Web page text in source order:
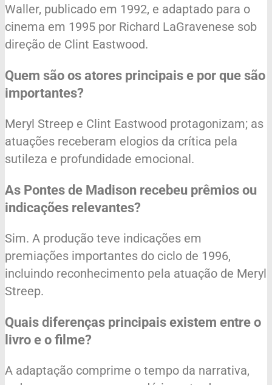
Waller, publicado em 1992, e adaptado para o
cinema em 1995 por Richard LaGravenese sob
direção de Clint Eastwood.
Quem são os atores principais e por que são
importantes?
Meryl Streep e Clint Eastwood protagonizam; as
atuações receberam elogios da crítica pela
sutileza e profundidade emocional.
As Pontes de Madison recebeu prêmios ou
indicações relevantes?
Sim. A produção teve indicações em
premiações importantes do ciclo de 1996,
incluindo reconhecimento pela atuação de Meryl
Streep.
Quais diferenças principais existem entre o
livro e o filme?
A adaptação comprime o tempo da narrativa,